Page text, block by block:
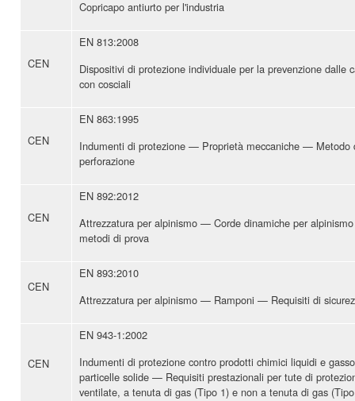
Copricapo antiurto per l'industria
CEN
EN 813:2008
Dispositivi di protezione individuale per la prevenzione
con cosciali
CEN
EN 863:1995
Indumenti di protezione — Proprietà meccaniche — Metodo
perforazione
CEN
EN 892:2012
Attrezzatura per alpinismo — Corde dinamiche per
metodi di prova
CEN
EN 893:2010
Attrezzatura per alpinismo — Ramponi — Requisiti di
CEN
EN 943-1:2002
Indumenti di protezione contro prodotti chimici liquidi e
particelle solide — Requisiti prestazionali per tute di
ventilate, a tenuta di gas (Tipo 1) e non a tenuta di gas